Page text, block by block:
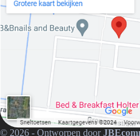
© 2026 - Ontworpen door